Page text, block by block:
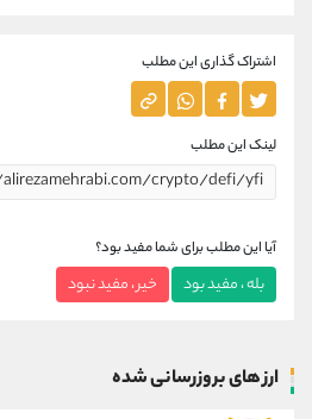
اشتراک گذاری این مطلب
لینک این مطلب
آیا این مطلب برای شما مفید بود؟
بله ، مفید بود خیر ، مفید نبود
ارز های بروزرسانی شده